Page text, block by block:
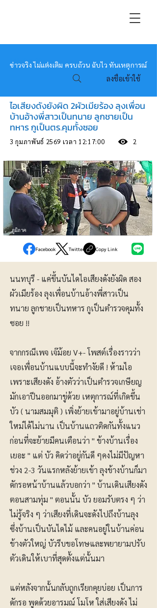
หมอข่าว
ข่าวจริง ไม่แต่งเติม ครบถ้วน ฉับไว ทันเหตุการณ์
ลงชื่อเข้าใช้
ไอเสียงดังยังผิด 2ผัวเมียร้อง ลุงเพื่อน
บ้านอ้างพี่สาวเป็นทนาย ลูกชายเป็น
ทหาร กูเป็นตร.คุมทั้งซอย
3 กุมภาพันธ์ 2569 เวลา 12:17:00 2
ภูมิภาค
Facebook Twitter Copy Link
นนทบุรี - แค่ขึ้นบันไดไอเสียงดังยังผิด สอง
ผัวเมียร้อง ลุงเพื่อนบ้านอ้างพี่สาวเป็น
ทนาย ลูกชายเป็นทหาร กูเป็นตำรวจคุมทั้ง
ซอย !!
จากกรณีเพจ เจ๊ม้อย V+- โพสต์เรื่องราวว่า
เจอเพื่อนบ้านแบบนี้จะทำงัยดี ! ห้ามไอ
เพราะเสียงดัง อ้างตัวว่าเป็นตำรวจเกษียญ
มักเอาปีนออกมาขู่ด้วย เหตุการณ์ที่เกิดขึ้น
บัว ( นามสมมุติ ) เพิ่งย้ายเข้ามาอยู่บ้านเช่า
ใหม่ได้ไม่นาน เป็นบ้านแถวติดกันทั้งแนว
ก่อนที่จะย้ายมีคนเตือนว่า " ข้างบ้านเรื่อง
เยอะ " แต่ บัว คิดว่าอยู่กันดี ๆคงไม่มีปัญหา
ช่วง 2-3 วันแรกหลังย้ายเข้า ลุงข้างบ้านก็มา
ดักรอหน้าบ้านแล้วบอกว่า " บ้านเดินเสียงดัง
ตอนสามทุ่ม " ตอนนั้น บัว ยอมรับตรง ๆ ว่า
ไม่รู้จริง ๆ ว่าเสียงที่เดินจะดังไปถึงบ้านลุง
ซึ่งบ้านเป็นบันไดไม้ และคนอยู่ในบ้านค่อน
ข้างตัวใหญ่ บัวรีบขอโทษและพยายามปรับ
ตัวเดินให้เบาที่สุดตั้งแต่นั้นมา
แต่หลังจากนั้นกลับถูกเรียกคุยบ่อย เป็นการ
ดักรอ พูดด้วยอารมณ์ โมโห ใส่เสียงดัง ไม่